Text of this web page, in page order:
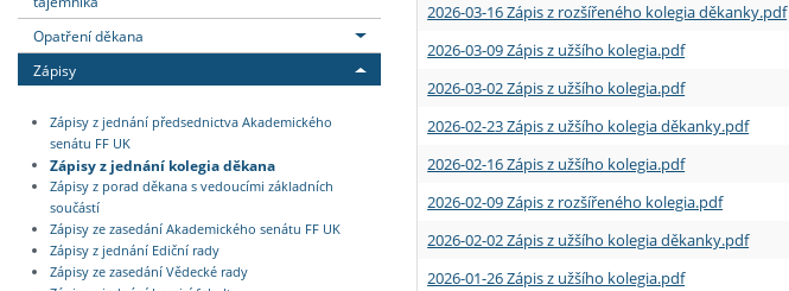
Opatření děkana
Zápisy
Zápisy z jednání předsednictva Akademického
senátu FF UK
Zápisy z jednání kolegia děkana
Zápisy z porad děkana s vedoucími základních
součástí
Zápisy ze zasedání Akademického senátu FF UK
Zápisy z jednání Ediční rady
Zápisy ze zasedání Vědecké rady
2026-03-16 Zápis z rozšířeného kolegia děkanky.pdf
2026-03-09 Zápis z užšího kolegia.pdf
2026-03-02 Zápis z užšího kolegia.pdf
2026-02-23 Zápis z užšího kolegia děkanky.pdf
2026-02-16 Zápis z užšího kolegia.pdf
2026-02-09 Zápis z rozšířeného kolegia.pdf
2026-02-02 Zápis z užšího kolegia děkanky.pdf
2026-01-26 Zápis z užšího kolegia.pdf